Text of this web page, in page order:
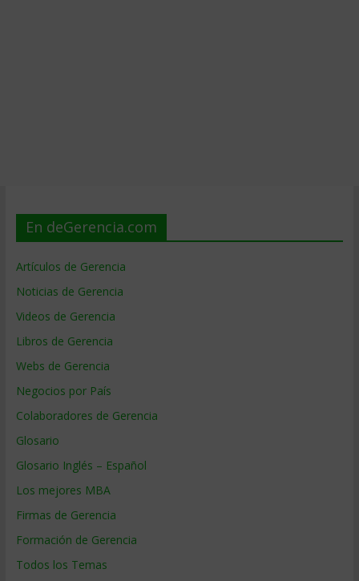
En deGerencia.com
Artículos de Gerencia
Noticias de Gerencia
Videos de Gerencia
Libros de Gerencia
Webs de Gerencia
Negocios por País
Colaboradores de Gerencia
Glosario
Glosario Inglés – Español
Los mejores MBA
Firmas de Gerencia
Formación de Gerencia
Todos los Temas